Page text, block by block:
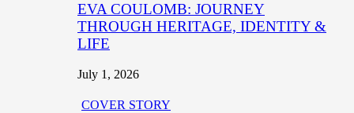
EVA COULOMB: JOURNEY
THROUGH HERITAGE, IDENTITY &
LIFE
July 1, 2026
COVER STORY